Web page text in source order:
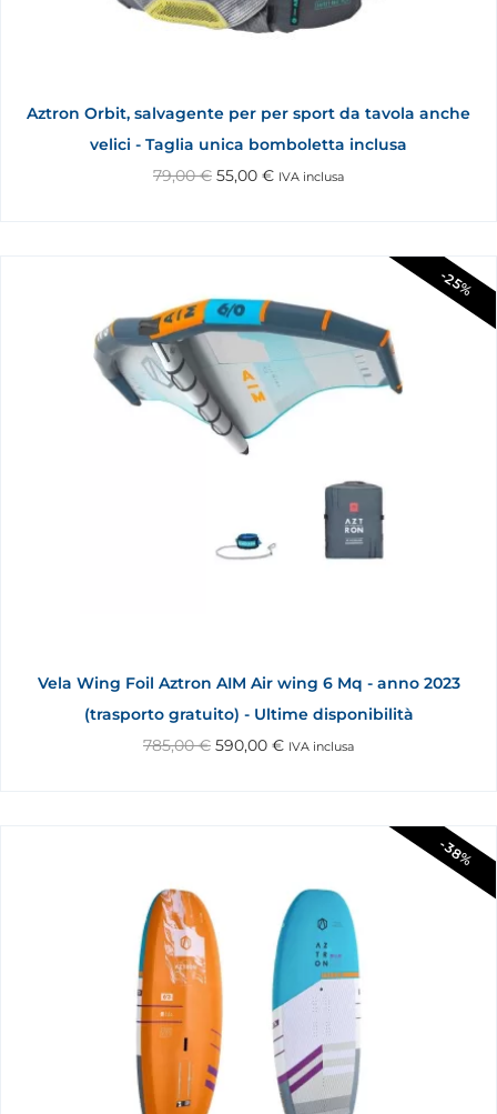
Aztron Orbit, salvagente per per sport da tavola anche
velici - Taglia unica bomboletta inclusa
79,00€ 55,00 € IVA inclusa
-25%
Vela Wing Foil Aztron AIM Air wing 6 Mq - anno 2023
(trasporto gratuito) - Ultime disponibilità
785,00€ 590,00 € IVA inclusa
-38%